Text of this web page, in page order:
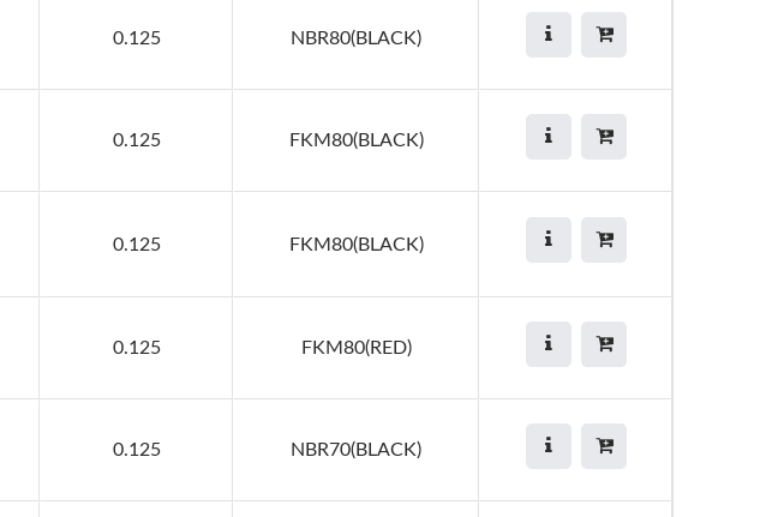
0.125 NBR80(BLACK)
0.125 FKM80(BLACK)
0.125 FKM80(BLACK)
0.125 FKM80(RED)
0.125 NBR70(BLACK)